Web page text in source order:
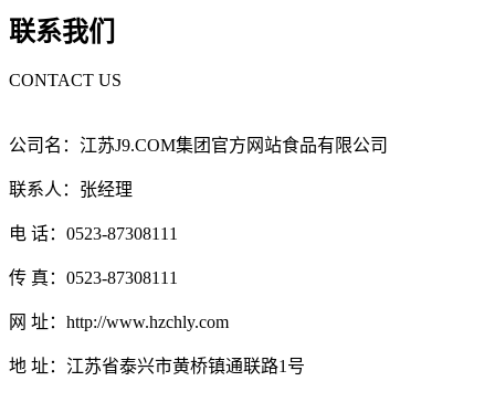
联系我们
CONTACT US
公司名：江苏J9.COM集团官方网站食品有限公司
联系人：张经理
电 话：0523-87308111
传 真：0523-87308111
网 址：http://www.hzchly.com
地 址：江苏省泰兴市黄桥镇通联路1号